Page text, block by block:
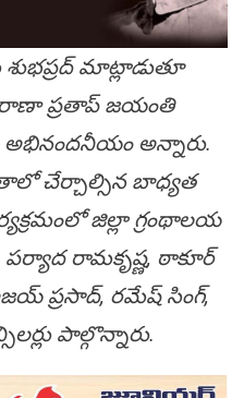
మాట్లాడుతూ
రాణా ప్రతాప్ జయంతి
అభినందనీయం అన్నారు.
చేర్చాల్సిన బాధ్యత
జిల్లా గ్రంథాలయ
రామకృష్ణ, ఠాకూర్
ప్రసాద్, రమేష్ సింగ్,
పాల్గొన్నారు.